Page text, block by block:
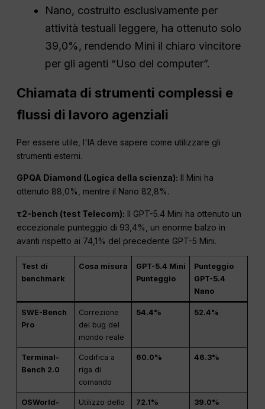
Nano, costruito esclusivamente per
attività testuali leggere, ha ottenuto solo
39,0%, rendendo Mini il chiaro vincitore
per gli agenti “Uso del computer”.
Chiamata di strumenti complessi e
flussi di lavoro agenziali
Per essere utile, l'IA deve sapere come utilizzare gli
strumenti esterni.
GPQA Diamond (Logica della scienza): Il Mini ha
ottenuto 88,0%, mentre il Nano 82,8%.
τ2-bench (test Telecom): Il GPT-5.4 Mini ha ottenuto un
eccezionale punteggio di 93,4%, un enorme balzo in
avanti rispetto ai 74,1% del precedente GPT-5 Mini.
Test di
benchmark
Cosa misura
GPT-5.4 Mini
Punteggio
Punteggio
GPT-5.4
Nano
SWE-Bench
Pro
Correzione
dei bug del
mondo reale
54.4% 52.4%
Terminal-
Bench 2.0
Codifica a
riga di
comando
60.0% 46.3%
OSWorld-
Utilizzo dello
72.1% 39.0%